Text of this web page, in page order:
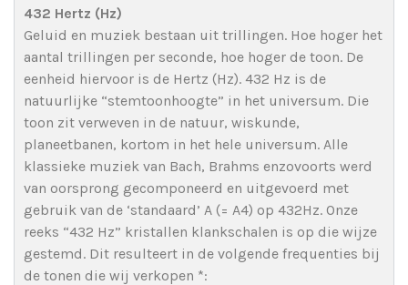
432 Hertz (Hz)
Geluid en muziek bestaan uit trillingen. Hoe hoger het
aantal trillingen per seconde, hoe hoger de toon. De
eenheid hiervoor is de Hertz (Hz). 432 Hz is de
natuurlijke “stemtoonhoogte” in het universum. Die
toon zit verweven in de natuur, wiskunde,
planeetbanen, kortom in het hele universum. Alle
klassieke muziek van Bach, Brahms enzovoorts werd
van oorsprong gecomponeerd en uitgevoerd met
gebruik van de ‘standaard’ A (= A4) op 432Hz. Onze
reeks “432 Hz” kristallen klankschalen is op die wijze
gestemd. Dit resulteert in de volgende frequenties bij
de tonen die wij verkopen *: